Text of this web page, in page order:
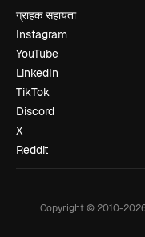
ग्राहक सहायता
Instagram
YouTube
LinkedIn
TikTok
Discord
X
Reddit
Copyright © 2010-